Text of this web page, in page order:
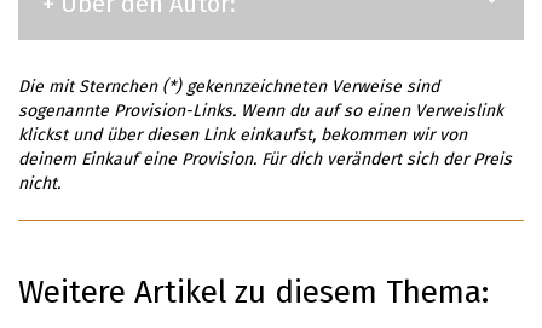
Die mit Sternchen (*) gekennzeichneten Verweise sind
sogenannte Provision-Links. Wenn du auf so einen Verweislink
klickst und über diesen Link einkaufst, bekommen wir von
deinem Einkauf eine Provision. Für dich verändert sich der Preis
nicht.
Weitere Artikel zu diesem Thema: